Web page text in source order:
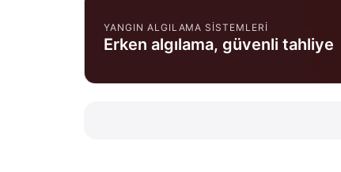
YANGIN ALGILAMA SISTEMLERI
Erken algılama, güvenli tahliye